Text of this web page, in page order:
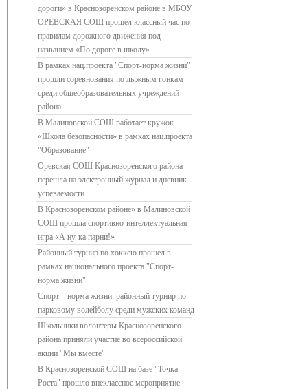
дороги» в Краснозоренском районе в МБОУ
ОРЕВСКАЯ СОШ прошел классный час по
правилам дорожного движения под
названием «По дороге в школу».
В рамках нац.проекта "Спорт-норма жизни"
прошли соревнования по лыжным гонкам
среди общеобразовательных учреждений
района
В Малиновской СОШ работает кружок
«Школа безопасности» в рамках нац.проекта
"Образование"
Оревская СОШ Краснозоренского района
перешла на электронный журнал и дневник
успеваемости
В Краснозоренском районе» в Малиновской
СОШ прошла спортивно-интеллектуальная
игра «А ну-ка парни!»
Районный турнир по хоккею прошел в
рамках национального проекта "Спорт-
норма жизни"
Спорт – норма жизни: районный турнир по
парковому волейболу среди мужских команд
Школьники волонтеры Краснозоренского
района приняли участие во всероссийской
акции "Мы вместе"
В Краснозоренской СОШ на базе "Точка
Роста" прошло внеклассное мероприятие